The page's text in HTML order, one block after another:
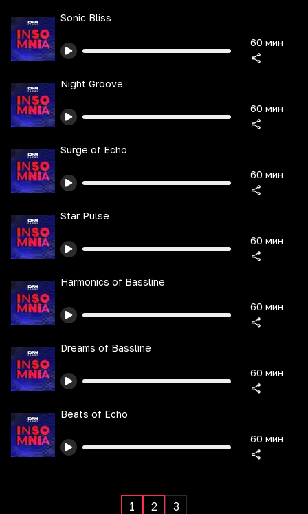
Sonic Bliss
60 мин
Night Groove
60 мин
Surge of Echo
60 мин
Star Pulse
60 мин
Harmonics of Bassline
60 мин
Dreams of Bassline
60 мин
Beats of Echo
60 мин
1 2 3